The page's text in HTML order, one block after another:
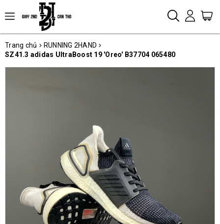
Trang chủ
RUNNING 2HAND
SZ41.3 adidas UltraBoost 19 'Oreo' B37704 065480